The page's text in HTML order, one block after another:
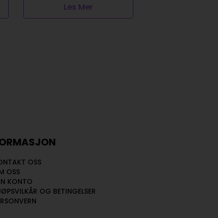
Les Mer
OSS
OSS
KONTO
OG BETINGELSER